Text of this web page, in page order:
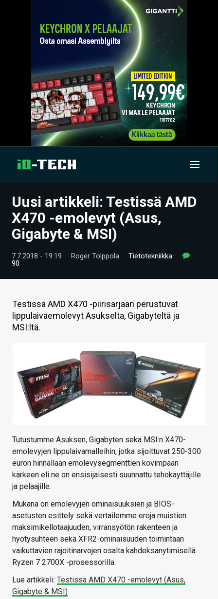
UUTISET
ARTIKKELIT
VIDEOT
HINTA.FI
KAUPPA
HAKU
Uusi artikkeli: Testissä AMD
X470 -emolevyt (Asus,
Gigabyte & MSI)
7.7.2018 - 19:19 Roger Tolppola
Tietotekniikka
90
Testissä AMD X470 -piirisarjaan perustuvat
lippulaivaemolevyt Asukselta, Gigabyteltä ja
MSI:ltä.
Tutustumme Asuksen, Gigabyten sekä MSI:n X470-
emolevyjen lippulaivamalleihin, jotka sijoittuvat 250-300
euron hinnallaan emolevysegmenttien kovimpaan
kärkeen eli ne on ensisijaisesti suunnattu tehokäyttäjille
ja pelaajille.
Mukana on emolevyjen ominaisuuksien ja BIOS-
asetusten esittely sekä vertailemme eroja muistien
maksimikellotaajuuden, virransyötön rakenteen ja
hyötysuhteen sekä XFR2-ominaisuuden toimintaan
vaikuttavien rajoitinarvojen osalta kahdeksanytimisellä
Ryzen 7 2700X -prosessorilla.
Lue artikkeli: Testissä AMD X470 -emolevyt (Asus,
Gigabyte & MSI)